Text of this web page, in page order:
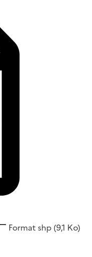
Format shp (9,1 Ko)